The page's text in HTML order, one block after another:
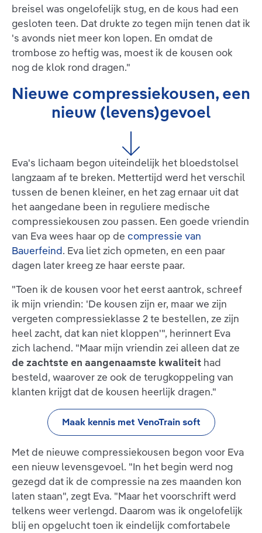
breisel was ongelofelijk stug, en de kous had een
gesloten teen. Dat drukte zo tegen mijn tenen dat ik
's avonds niet meer kon lopen. En omdat de
trombose zo heftig was, moest ik de kousen ook
nog de klok rond dragen."
Nieuwe compressiekousen, een
nieuw (levens)gevoel
Eva's lichaam begon uiteindelijk het bloedstolsel
langzaam af te breken. Mettertijd werd het verschil
tussen de benen kleiner, en het zag ernaar uit dat
het aangedane been in reguliere medische
compressiekousen zou passen. Een goede vriendin
van Eva wees haar op de compressie van
Bauerfeind. Eva liet zich opmeten, en een paar
dagen later kreeg ze haar eerste paar.
"Toen ik de kousen voor het eerst aantrok, schreef
ik mijn vriendin: 'De kousen zijn er, maar we zijn
vergeten compressieklasse 2 te bestellen, ze zijn
heel zacht, dat kan niet kloppen'", herinnert Eva
zich lachend. "Maar mijn vriendin zei alleen dat ze
de zachtste en aangenaamste kwaliteit had
besteld, waarover ze ook de terugkoppeling van
klanten krijgt dat de kousen heerlijk dragen."
Maak kennis met VenoTrain soft
Met de nieuwe compressiekousen begon voor Eva
een nieuw levensgevoel. "In het begin werd nog
gezegd dat ik de compressie na zes maanden kon
laten staan", zegt Eva. "Maar het voorschrift werd
telkens weer verlengd. Daarom was ik ongelofelijk
blij en opgelucht toen ik eindelijk comfortabele